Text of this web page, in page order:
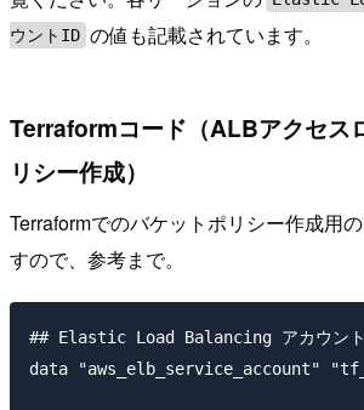
ウントID の値も記載されています。
Terraformコード（ALBアクセス
リシー作成）
Terraformでのバケットポリシー作成用
すので、参考まで。
## Elastic Load Balancing アカウン
data "aws_elb_service_account"